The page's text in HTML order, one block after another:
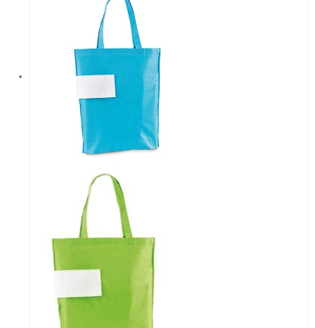
opciones
se
pueden
de